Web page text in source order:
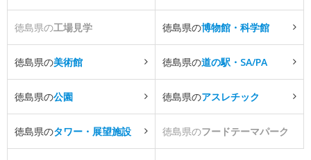
徳島県の工場見学 徳島県の博物館・科学館
徳島県の美術館 徳島県の道の駅・SA/PA
徳島県の公園 徳島県のアスレチック
徳島県のタワー・展望施設 徳島県のフードテーマパーク